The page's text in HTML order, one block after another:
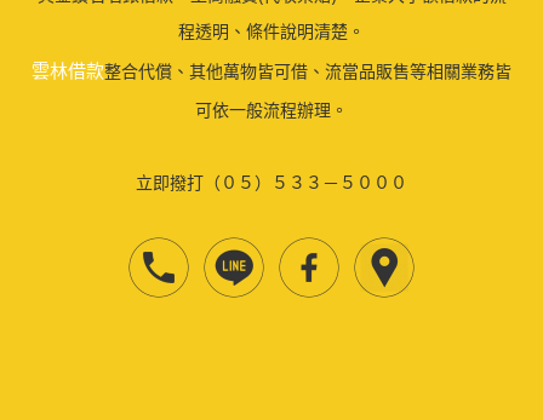
程透明、條件說明清楚。
雲林借款整合代償、其他萬物皆可借、流當品販售等相關業務皆
可依一般流程辦理。
立即撥打（０５）５３３－５０００